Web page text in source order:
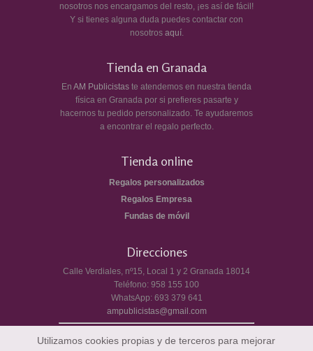
nosotros nos encargamos del resto, ¡es así de fácil!
Y si tienes alguna duda puedes contactar con
nosotros aquí.
Tienda en Granada
En AM Publicistas te atendemos en nuestra tienda
física en Granada por si prefieres pasarte y
hacernos tu pedido personalizado. Te ayudaremos
a encontrar el regalo perfecto.
Tienda online
Regalos personalizados
Regalos Empresa
Fundas de móvil
Direcciones
Calle Verdiales, nº15, Local 1 y 2 Granada 18014
Teléfono: 958 155 100
WhatsApp: 693 379 641
ampublicistas@gmail.com
Utilizamos cookies propias y de terceros para mejorar